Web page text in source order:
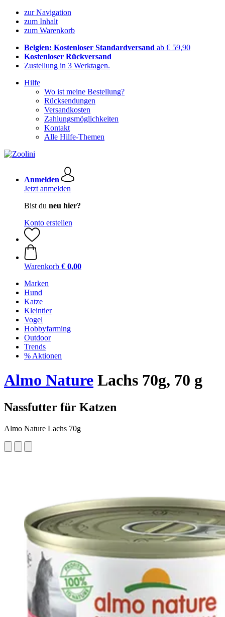
zur Navigation
zum Inhalt
zum Warenkorb
Belgien: Kostenloser Standardversand ab € 59,90
Kostenloser Rückversand
Zustellung in 3 Werktagen.
Hilfe
Wo ist meine Bestellung?
Rücksendungen
Versandkosten
Zahlungsmöglichkeiten
Kontakt
Alle Hilfe-Themen
Anmelden
Jetzt anmelden
Bist du neu hier?
Konto erstellen
Warenkorb € 0,00
Marken
Hund
Katze
Kleintier
Vogel
Hobbyfarming
Outdoor
Trends
% Aktionen
Almo Nature Lachs 70g, 70 g
Nassfutter für Katzen
Almo Nature Lachs 70g